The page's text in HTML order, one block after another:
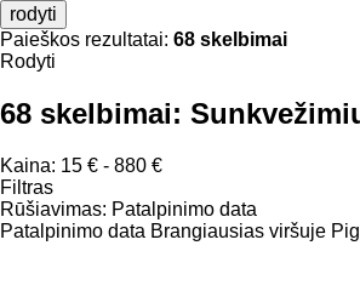
rodyti
Paieškos rezultatai: 68 skelbimai
Rodyti
68 skelbimai:
Kaina: 15 € - 880 €
Filtras
Rūšiavimas: Patalpinimo data
Patalpinimo data Brangiausias viršuje